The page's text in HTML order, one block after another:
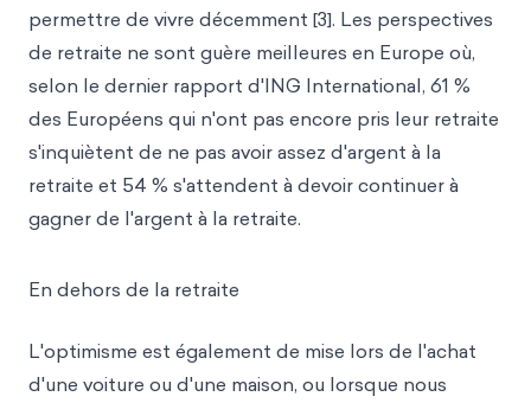
permettre de vivre décemment [3]. Les perspectives
de retraite ne sont guère meilleures en Europe où,
selon le dernier rapport d'ING International, 61 %
des Européens qui n'ont pas encore pris leur retraite
s'inquiètent de ne pas avoir assez d'argent à la
retraite et 54 % s'attendent à devoir continuer à
gagner de l'argent à la retraite.
En dehors de la retraite
L'optimisme est également de mise lors de l'achat
d'une voiture ou d'une maison, ou lorsque nous